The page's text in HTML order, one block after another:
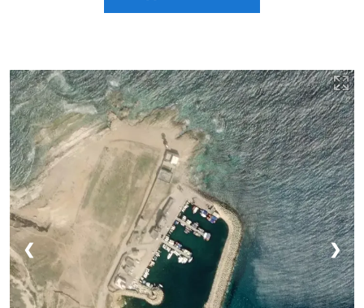
❮ ❯